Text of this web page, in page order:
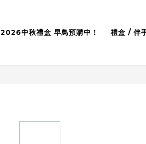
2026中秋禮盒 早鳥預購中！ 禮盒 / 伴